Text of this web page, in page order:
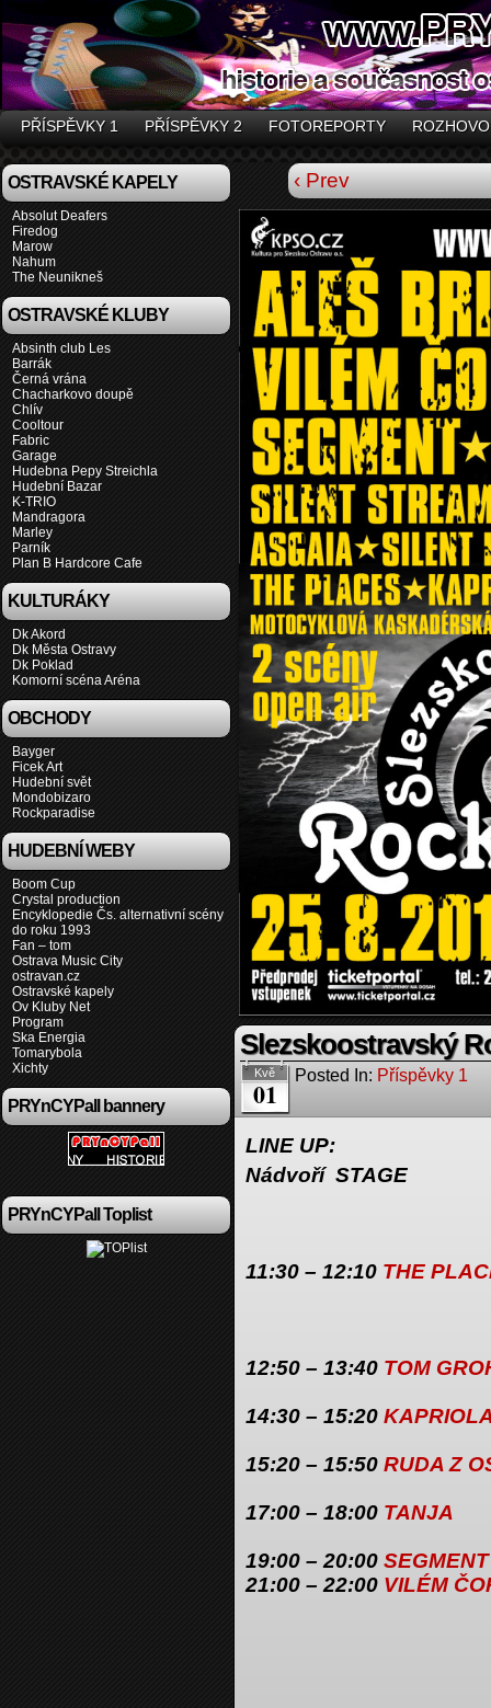
PŘÍSPĚVKY 1 PŘÍSPĚVKY 2 FOTOREPORTY
OSTRAVSKÉ KAPELY
Absolut Deafers
Firedog
Marow
Nahum
The Neunikneš
OSTRAVSKÉ KLUBY
Absinth club Les
Barrák
Černá vrána
Chacharkovo doupě
Chlív
Cooltour
Fabric
Garage
Hudebna Pepy Streichla
Hudební Bazar
K-TRIO
Mandragora
Marley
Parník
Plan B Hardcore Cafe
KULTURÁKY
Dk Akord
Dk Města Ostravy
Dk Poklad
Komorní scéna Aréna
OBCHODY
Bayger
Ficek Art
Hudební svět
Mondobizaro
Rockparadise
HUDEBNÍ WEBY
Boom Cup
Crystal production
Encyklopedie Čs. alternativní scény
do roku 1993
Fan – tom
Ostrava Music City
ostravan.cz
Ostravské kapely
Ov Kluby Net
Program
Ska Energia
Tomarybola
Xichty
PRYnCYPall bannery
PRYnCYPall Toplist
‹ Prev
Slezskoostravský
Kvě
01
Posted In: Příspěvky 1
LINE UP:
Nádvoří STAGE
11:30 – 12:10 THE
12:50 – 13:40 TOM
14:30 – 15:20
15:20 – 15:50 RUDA Z
17:00 – 18:00 TANJA
19:00 – 20:00 SEGMENT
21:00 – 22:00 VILÉM